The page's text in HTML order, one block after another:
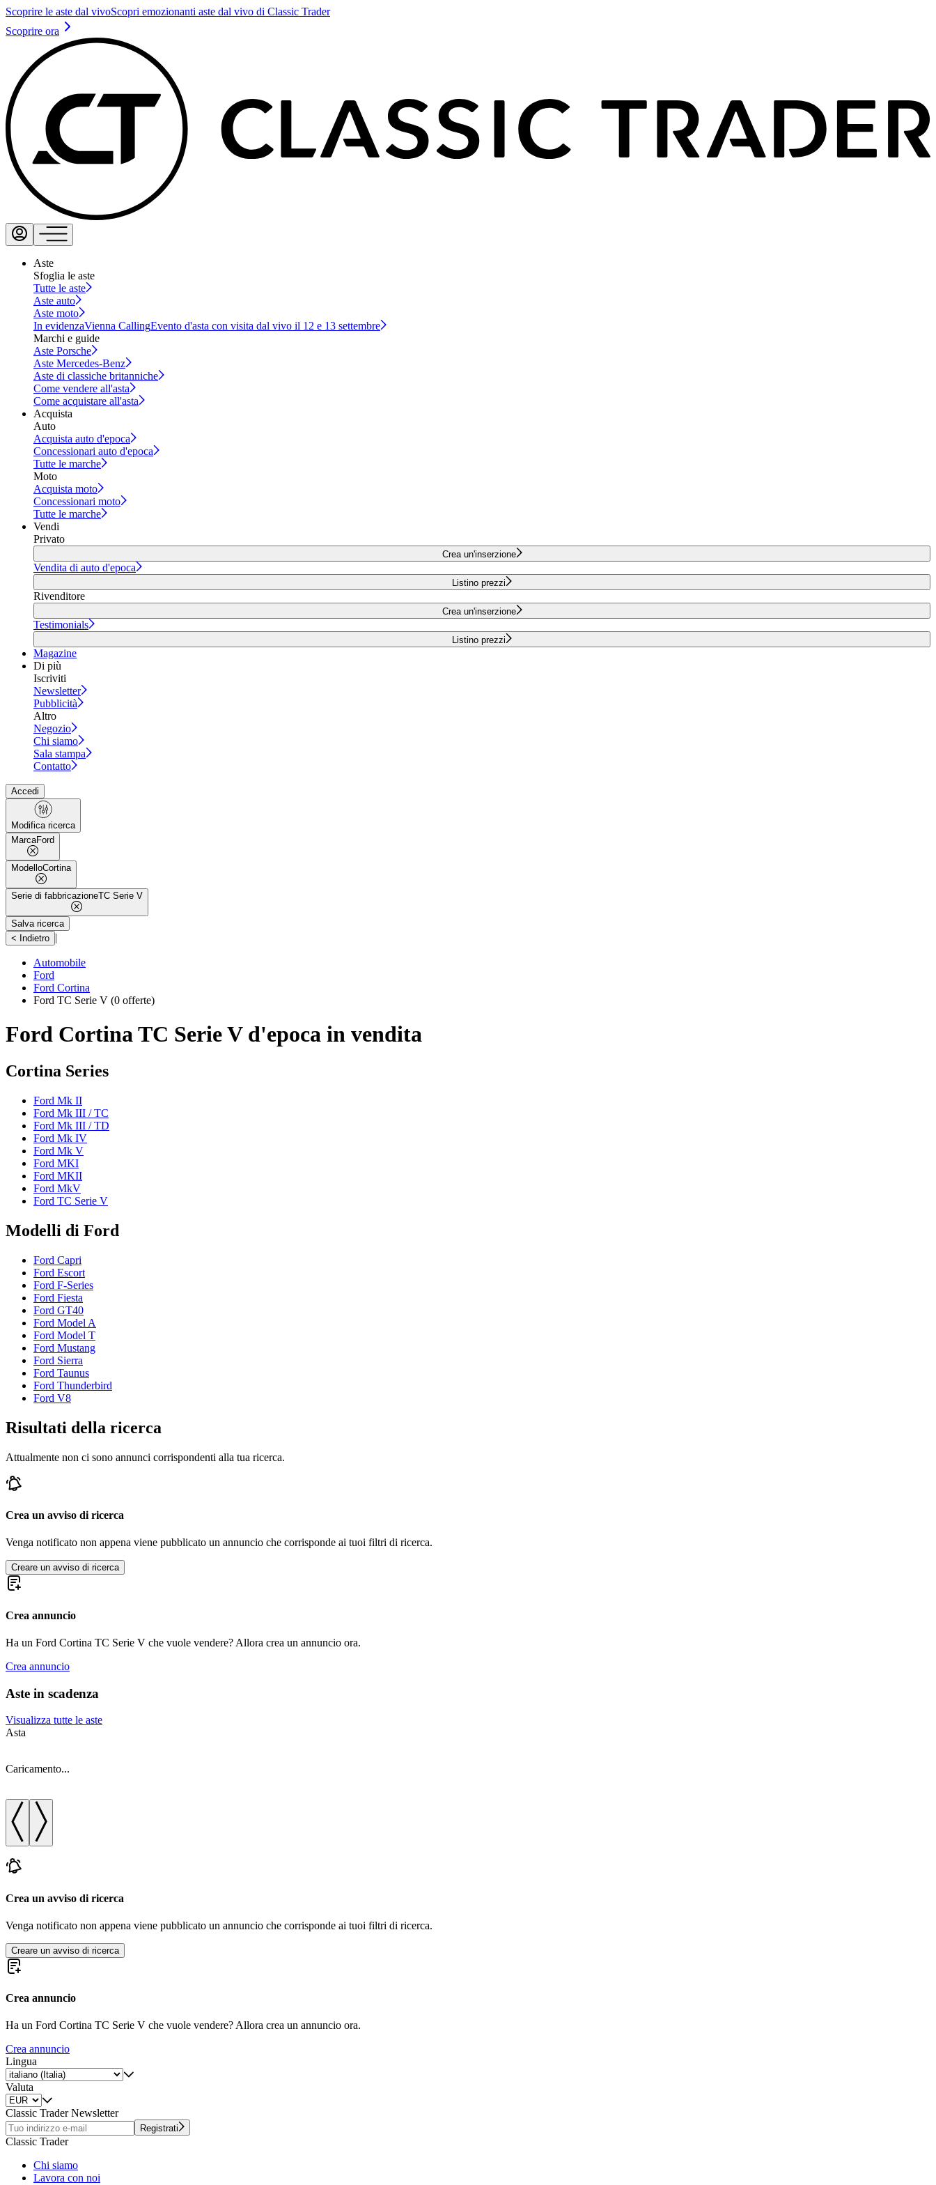
Scoprire le aste dal vivoScopri emozionanti aste dal vivo di Classic Trader
Scoprire ora
Aste
Sfoglia le aste
Tutte le aste
Aste auto
Aste moto
In evidenzaVienna CallingEvento d'asta con visita dal vivo il 12 e 13 settembre
Marchi e guide
Aste Porsche
Aste Mercedes-Benz
Aste di classiche britanniche
Come vendere all'asta
Come acquistare all'asta
Acquista
Auto
Acquista auto d'epoca
Concessionari auto d'epoca
Tutte le marche
Moto
Acquista moto
Concessionari moto
Tutte le marche
Vendi
Privato
Crea un'inserzione
Vendita di auto d'epoca
Listino prezzi
Rivenditore
Crea un'inserzione
Testimonials
Listino prezzi
Magazine
Di più
Iscriviti
Newsletter
Pubblicità
Altro
Negozio
Chi siamo
Sala stampa
Contatto
Accedi
Modifica ricerca
MarcaFord
ModelloCortina
Serie di fabbricazioneTC Serie V
Salva ricerca
< Indietro |
Automobile
Ford
Ford Cortina
Ford TC Serie V (0 offerte)
Ford Cortina TC Serie V d'epoca in vendita
Cortina Series
Ford Mk II
Ford Mk III / TC
Ford Mk III / TD
Ford Mk IV
Ford Mk V
Ford MKI
Ford MKII
Ford MkV
Ford TC Serie V
Modelli di Ford
Ford Capri
Ford Escort
Ford F-Series
Ford Fiesta
Ford GT40
Ford Model A
Ford Model T
Ford Mustang
Ford Sierra
Ford Taunus
Ford Thunderbird
Ford V8
Risultati della ricerca
Attualmente non ci sono annunci corrispondenti alla tua ricerca.
Crea un avviso di ricerca
Venga notificato non appena viene pubblicato un annuncio che corrisponde ai tuoi filtri di ricerca.
Creare un avviso di ricerca
Crea annuncio
Ha un Ford Cortina TC Serie V che vuole vendere? Allora crea un annuncio ora.
Crea annuncio
Aste in scadenza
Visualizza tutte le aste
Asta
Caricamento...
Crea un avviso di ricerca
Venga notificato non appena viene pubblicato un annuncio che corrisponde ai tuoi filtri di ricerca.
Creare un avviso di ricerca
Crea annuncio
Ha un Ford Cortina TC Serie V che vuole vendere? Allora crea un annuncio ora.
Crea annuncio
Lingua
Valuta
Classic Trader Newsletter
Registrati
Classic Trader
Chi siamo
Lavora con noi